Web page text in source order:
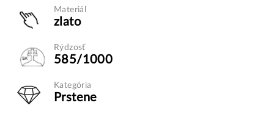
Materiál
zlato
Rýdzosť
585/1000
Kategória
Prstene